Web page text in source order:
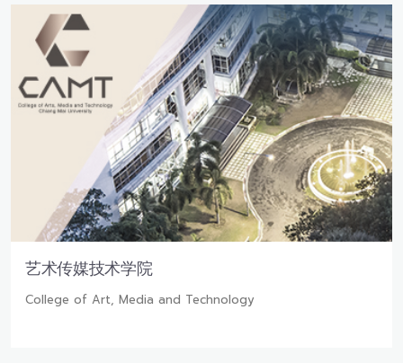
艺术传媒技术学院
College of Art, Media and Technology